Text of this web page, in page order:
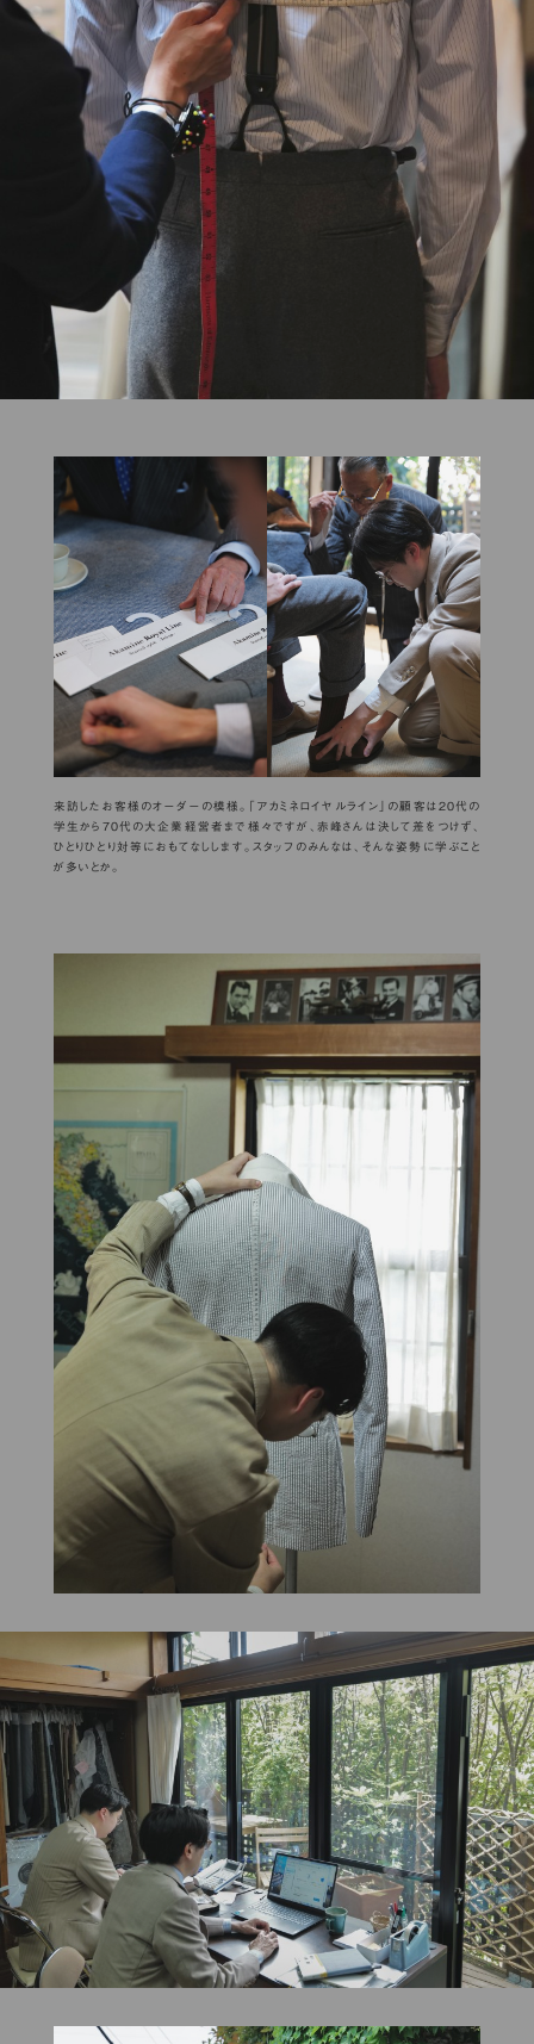
来訪したお客様のオーダーの模様。「アカミネロイヤルライン」の顧客は20代の
学生から70代の大企業経営者まで様々ですが、赤峰さんは決して差をつけず、
ひとりひとり対等におもてなしします。スタッフのみんなは、そんな姿勢に学ぶこと
が多いとか。